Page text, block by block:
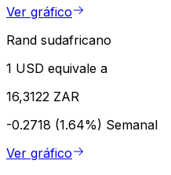
Ver gráfico
Rand sudafricano
1 USD equivale a
16,3122 ZAR
-0.2718 (1.64%) Semanal
Ver gráfico